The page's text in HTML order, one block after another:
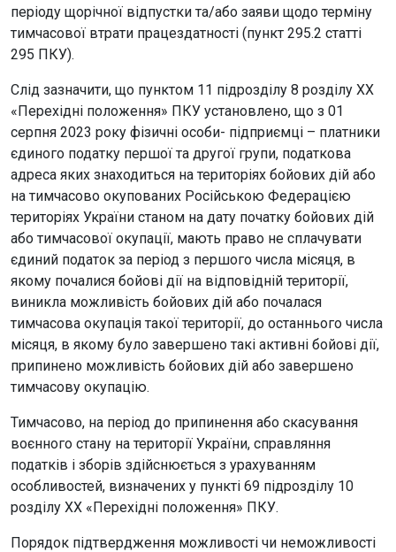
періоду щорічної відпустки та/або заяви щодо терміну
тимчасової втрати працездатності (пункт 295.2 статті
295 ПКУ).
Слід зазначити, що пунктом 11 підрозділу 8 розділу ХХ
«Перехідні положення» ПКУ установлено, що з 01
серпня 2023 року фізичні особи- підприємці – платники
єдиного податку першої та другої групи, податкова
адреса яких знаходиться на територіях бойових дій або
на тимчасово окупованих Російською Федерацією
територіях України станом на дату початку бойових дій
або тимчасової окупації, мають право не сплачувати
єдиний податок за період з першого числа місяця, в
якому почалися бойові дії на відповідній території,
виникла можливість бойових дій або почалася
тимчасова окупація такої території, до останнього числа
місяця, в якому було завершено такі активні бойові дії,
припинено можливість бойових дій або завершено
тимчасову окупацію.
Тимчасово, на період до припинення або скасування
воєнного стану на території України, справляння
податків і зборів здійснюється з урахуванням
особливостей, визначених у пункті 69 підрозділу 10
розділу ХХ «Перехідні положення» ПКУ.
Порядок підтвердження можливості чи неможливості